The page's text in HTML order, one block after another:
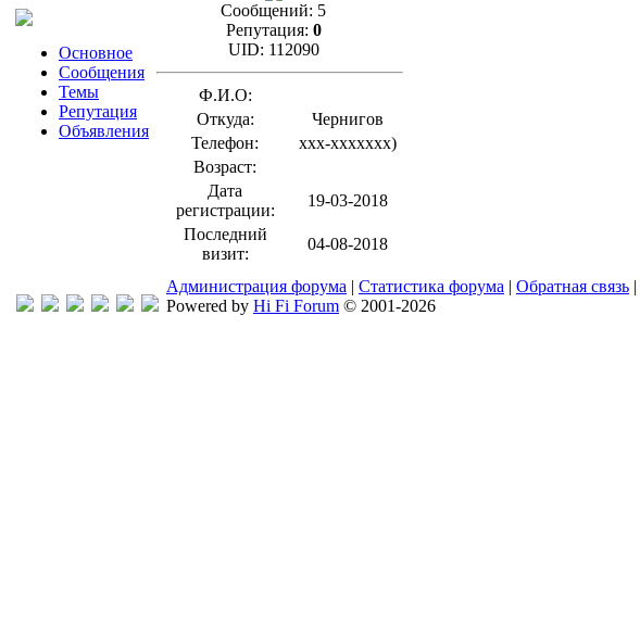
Основное
Сообщения
Темы
Репутация
Объявления
Сообщений: 5
Репутация: 0
UID: 112090
Ф.И.О:
Откуда:
Чернигов
Телефон:
xxx-xxxxxxx)
Возраст:
Дата
регистрации:
19-03-2018
Последний
визит:
04-08-2018
Администрация форума | Статистика форума | Обратная связь |
Powered by Hi Fi Forum © 2001-2026